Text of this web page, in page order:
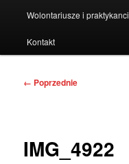
Wolontariusze i praktykanci
Kontakt
Nawigacja
← Poprzednie
IMG_4922